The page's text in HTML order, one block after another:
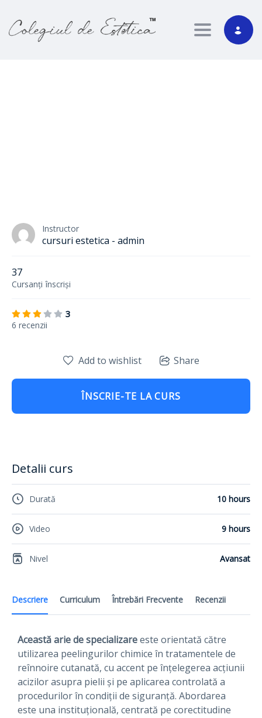
Toggle
Instructor
cursuri estetica - admin
37
Cursanți înscriși
3
6 recenzii
Descriere Curriculum Întrebări Frecvente Recenzii
Această arie de specializareeste orientată către
utilizarea peelingurilor chimice în tratamentele de
reînnoire cutanată, cu accent pe înțelegerea acțiunii
acizilor asupra pielii și pe aplicarea controlată a
procedurilor în condiții de siguranță. Abordarea
este una instituțională, centrată pe corectitudine
Add to wishlist Share
ÎNSCRIE-TE LA CURS
Detalii curs
Durată 10 hours
Video 9 hours
Nivel Avansat